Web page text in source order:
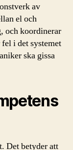
av
el och
och koordinerar
i det systemet
ska gissa
Det betyder att